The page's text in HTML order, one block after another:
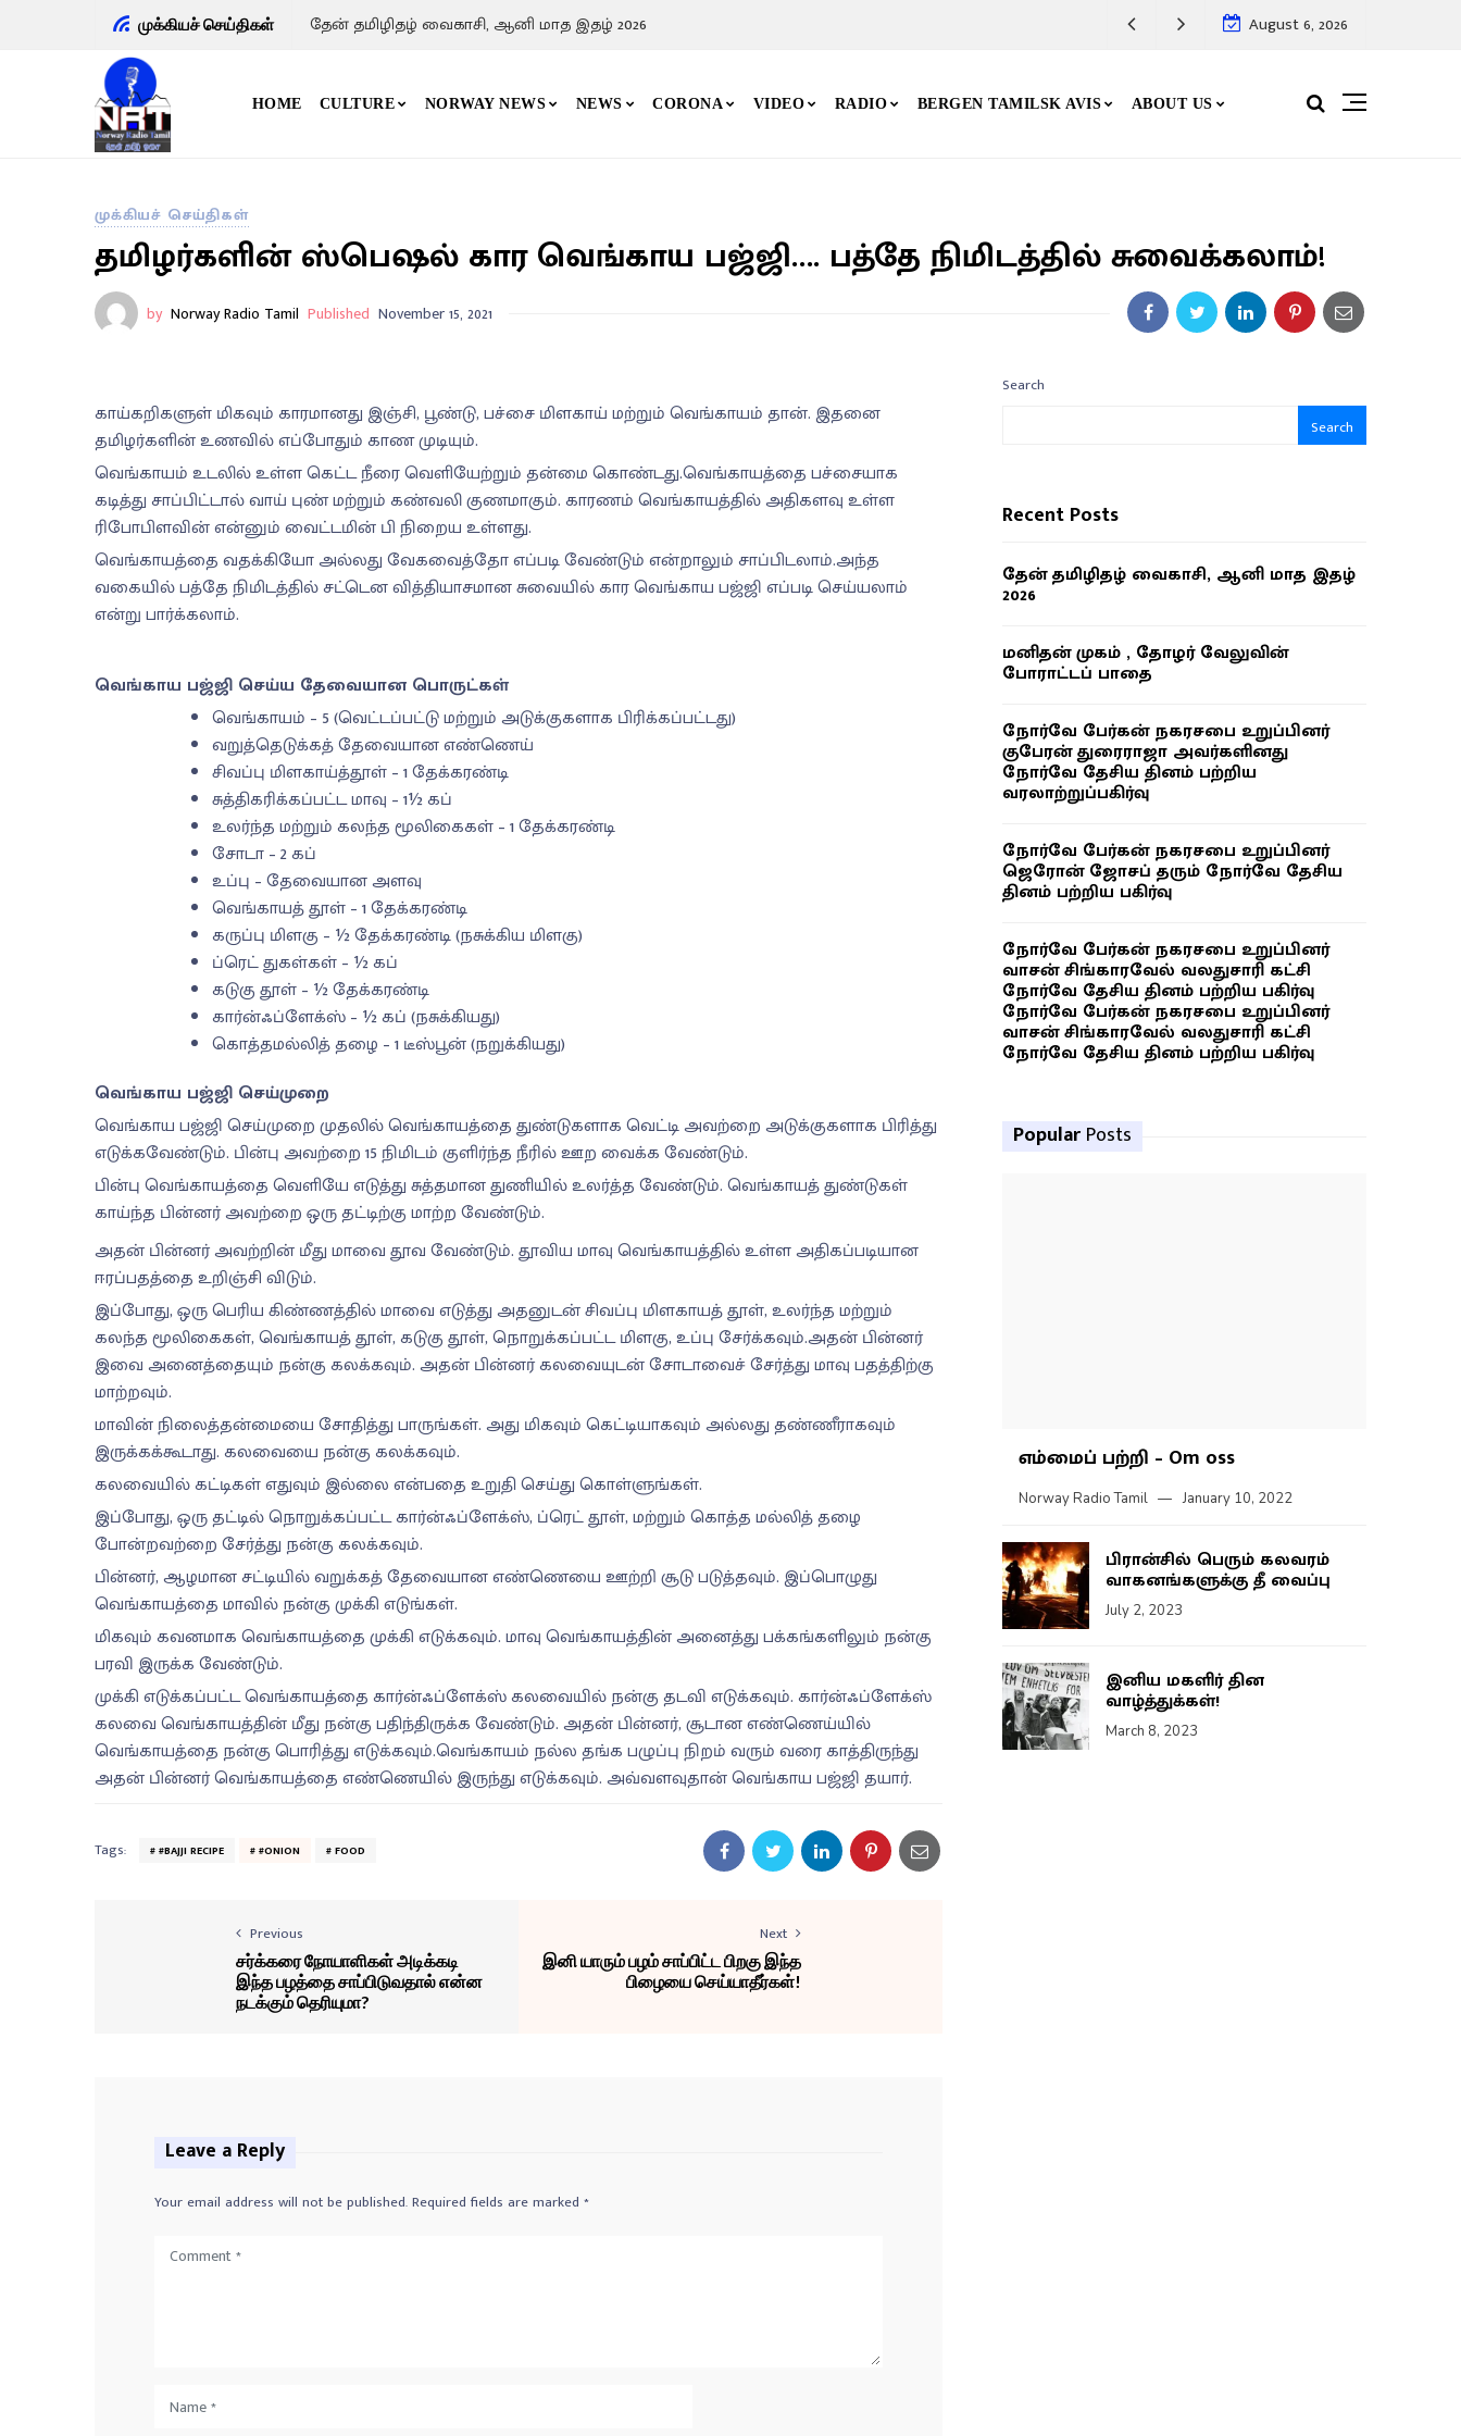
முக்கியச் செய்திகள் தேன் தமிழிதழ் வைகாசி, ஆனி மாத இதழ் 2026 August 6, 2026
HOME CULTURE NORWAY NEWS NEWS CORONA VIDEO RADIO BERGEN TAMILSK AVIS ABOUT US
முக்கியச் செய்திகள்
தமிழர்களின் ஸ்பெஷல் கார வெங்காய பஜ்ஜி…. பத்தே நிமிடத்தில் சுவைக்கலாம்!
by Norway Radio Tamil Published November 15, 2021
காய்கறிகளுள் மிகவும் காரமானது இஞ்சி, பூண்டு, பச்சை மிளகாய் மற்றும் வெங்காயம் தான். இதனை
தமிழர்களின் உணவில் எப்போதும் காண முடியும்.
வெங்காயம் உடலில் உள்ள கெட்ட நீரை வெளியேற்றும் தன்மை கொண்டது.வெங்காயத்தை பச்சையாக
கடித்து சாப்பிட்டால் வாய் புண் மற்றும் கண்வலி குணமாகும். காரணம் வெங்காயத்தில் அதிகளவு உள்ள
ரிபோபிளவின் என்னும் வைட்டமின் பி நிறைய உள்ளது.
வெங்காயத்தை வதக்கியோ அல்லது வேகவைத்தோ எப்படி வேண்டும் என்றாலும் சாப்பிடலாம்.அந்த
வகையில் பத்தே நிமிடத்தில் சட்டென வித்தியாசமான சுவையில் கார வெங்காய பஜ்ஜி எப்படி செய்யலாம்
என்று பார்க்கலாம்.
வெங்காய பஜ்ஜி செய்ய தேவையான பொருட்கள்
வெங்காயம் – 5 (வெட்டப்பட்டு மற்றும் அடுக்குகளாக பிரிக்கப்பட்டது)
வறுத்தெடுக்கத் தேவையான எண்ணெய்
சிவப்பு மிளகாய்த்தூள் – 1 தேக்கரண்டி
சுத்திகரிக்கப்பட்ட மாவு – 1½ கப்
உலர்ந்த மற்றும் கலந்த மூலிகைகள் – 1 தேக்கரண்டி
சோடா – 2 கப்
உப்பு – தேவையான அளவு
வெங்காயத் தூள் – 1 தேக்கரண்டி
கருப்பு மிளகு – ½ தேக்கரண்டி (நசுக்கிய மிளகு)
ப்ரெட் துகள்கள் – ½ கப்
கடுகு தூள் – ½ தேக்கரண்டி
கார்ன்ஃப்ளேக்ஸ் – ½ கப் (நசுக்கியது)
கொத்தமல்லித் தழை – 1 டீஸ்பூன் (நறுக்கியது)
வெங்காய பஜ்ஜி செய்முறை
வெங்காய பஜ்ஜி செய்முறை முதலில் வெங்காயத்தை துண்டுகளாக வெட்டி அவற்றை அடுக்குகளாக பிரித்து
எடுக்கவேண்டும். பின்பு அவற்றை 15 நிமிடம் குளிர்ந்த நீரில் ஊற வைக்க வேண்டும்.
பின்பு வெங்காயத்தை வெளியே எடுத்து சுத்தமான துணியில் உலர்த்த வேண்டும். வெங்காயத் துண்டுகள்
காய்ந்த பின்னர் அவற்றை ஒரு தட்டிற்கு மாற்ற வேண்டும்.
அதன் பின்னர் அவற்றின் மீது மாவை தூவ வேண்டும். தூவிய மாவு வெங்காயத்தில் உள்ள அதிகப்படியான
ஈரப்பதத்தை உறிஞ்சி விடும்.
இப்போது, ஒரு பெரிய கிண்ணத்தில் மாவை எடுத்து அதனுடன் சிவப்பு மிளகாயத் தூள், உலர்ந்த மற்றும்
கலந்த மூலிகைகள், வெங்காயத் தூள், கடுகு தூள், நொறுக்கப்பட்ட மிளகு, உப்பு சேர்க்கவும்.அதன் பின்னர்
இவை அனைத்தையும் நன்கு கலக்கவும். அதன் பின்னர் கலவையுடன் சோடாவைச் சேர்த்து மாவு பதத்திற்கு
மாற்றவும்.
மாவின் நிலைத்தன்மையை சோதித்து பாருங்கள். அது மிகவும் கெட்டியாகவும் அல்லது தண்ணீராகவும்
இருக்கக்கூடாது. கலவையை நன்கு கலக்கவும்.
கலவையில் கட்டிகள் எதுவும் இல்லை என்பதை உறுதி செய்து கொள்ளுங்கள்.
இப்போது, ஒரு தட்டில் நொறுக்கப்பட்ட கார்ன்ஃப்ளேக்ஸ், ப்ரெட் தூள், மற்றும் கொத்த மல்லித் தழை
போன்றவற்றை சேர்த்து நன்கு கலக்கவும்.
பின்னர், ஆழமான சட்டியில் வறுக்கத் தேவையான எண்ணெயை ஊற்றி சூடு படுத்தவும். இப்பொழுது
வெங்காயத்தை மாவில் நன்கு முக்கி எடுங்கள்.
மிகவும் கவனமாக வெங்காயத்தை முக்கி எடுக்கவும். மாவு வெங்காயத்தின் அனைத்து பக்கங்களிலும் நன்கு
பரவி இருக்க வேண்டும்.
முக்கி எடுக்கப்பட்ட வெங்காயத்தை கார்ன்ஃப்ளேக்ஸ் கலவையில் நன்கு தடவி எடுக்கவும். கார்ன்ஃப்ளேக்ஸ்
கலவை வெங்காயத்தின் மீது நன்கு பதிந்திருக்க வேண்டும். அதன் பின்னர், சூடான எண்ணெய்யில்
வெங்காயத்தை நன்கு பொரித்து எடுக்கவும்.வெங்காயம் நல்ல தங்க பழுப்பு நிறம் வரும் வரை காத்திருந்து
அதன் பின்னர் வெங்காயத்தை எண்ணெயில் இருந்து எடுக்கவும். அவ்வளவுதான் வெங்காய பஜ்ஜி தயார்.
Tags: #BAJJI RECIPE #ONION FOOD
Previous
சர்க்கரை நோயாளிகள் அடிக்கடி
இந்த பழத்தை சாப்பிடுவதால் என்ன
நடக்கும் தெரியுமா?
Next
இனி யாரும் பழம் சாப்பிட்ட பிறகு இந்த
பிழையை செய்யாதீர்கள்!
Leave a Reply
Your email address will not be published.Required fields are marked *
Search
Search
Recent Posts
தேன் தமிழிதழ் வைகாசி, ஆனி மாத இதழ்
2026
மனிதன் முகம் , தோழர் வேலுவின்
போராட்டப் பாதை
நோர்வே பேர்கன் நகரசபை உறுப்பினர்
குபேரன் துரைராஜா அவர்களினது
நோர்வே தேசிய தினம் பற்றிய
வரலாற்றுப்பகிர்வு
நோர்வே பேர்கன் நகரசபை உறுப்பினர்
ஜெரோன் ஜோசப் தரும் நோர்வே தேசிய
தினம் பற்றிய பகிர்வு
நோர்வே பேர்கன் நகரசபை உறுப்பினர்
வாசன் சிங்காரவேல் வலதுசாரி கட்சி
நோர்வே தேசிய தினம் பற்றிய பகிர்வு
நோர்வே பேர்கன் நகரசபை உறுப்பினர்
வாசன் சிங்காரவேல் வலதுசாரி கட்சி
நோர்வே தேசிய தினம் பற்றிய பகிர்வு
Popular Posts
எம்மைப் பற்றி – Om oss
Norway Radio Tamil January 10, 2022
பிரான்சில் பெரும் கலவரம்
வாகனங்களுக்கு தீ வைப்பு
July 2, 2023
இனிய மகளிர் தின
வாழ்த்துக்கள்!
March 8, 2023